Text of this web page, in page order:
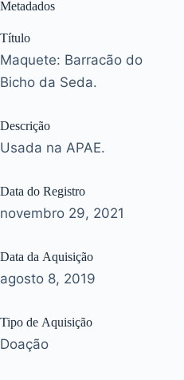
Metadados
Título
Maquete: Barracão do
Bicho da Seda.
Descrição
Usada na APAE.
Data do Registro
novembro 29, 2021
Data da Aquisição
agosto 8, 2019
Tipo de Aquisição
Doação